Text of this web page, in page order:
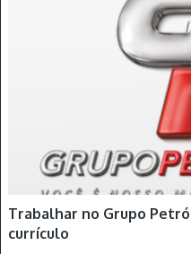
Trabalhar no Grupo
currículo